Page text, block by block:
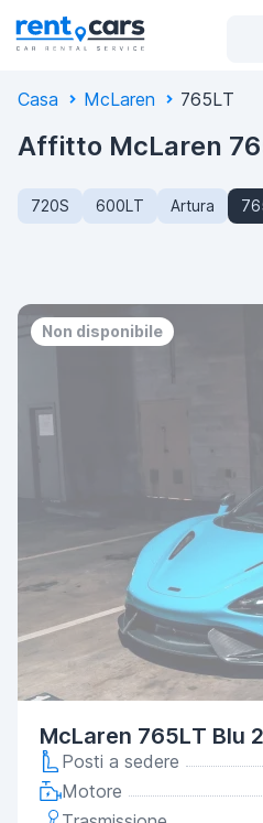
Casa McLaren 765LT
Affitto McLaren
720S 600LT Artura
Non disponibile
McLaren 765LT Blu
Posti a sedere
Motore